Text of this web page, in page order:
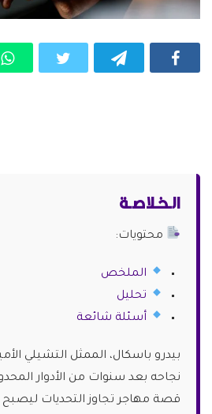
الـخـلاصـة
محتويات:
الملخص
تحليل
أسئلة شائعة
بيدرو باسكال، الممثل التشيلي
نجاحه بعد سنوات من الأدوار
قصة مهاجر تجاوز التحديات